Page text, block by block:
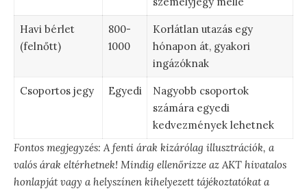
Havi bérlet
(felnőtt)
800-
1000
Korlátlan utazás egy
hónapon át, gyakori
ingázóknak
Csoportos jegy Egyedi
Nagyobb csoportok
számára egyedi
kedvezmények lehetnek
Fontos megjegyzés: A fenti árak kizárólag illusztrációk, a
valós árak eltérhetnek! Mindig ellenőrizze az AKT hivatalos
honlapját vagy a helyszínen kihelyezett tájékoztatókat a